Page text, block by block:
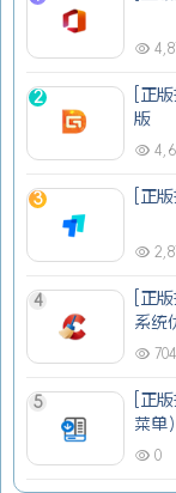
2
[正
版
3 [正
4
[正
系统
704
5
[正
菜单）
0